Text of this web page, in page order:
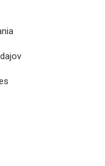
zápasy aj